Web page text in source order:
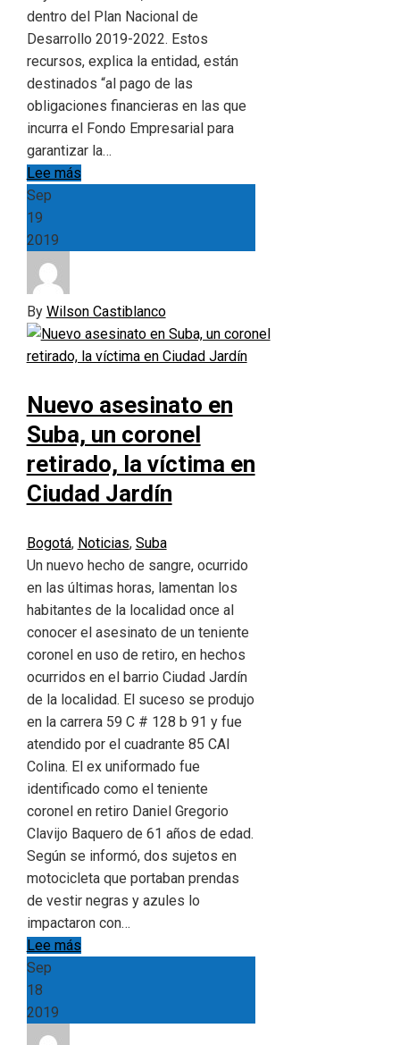
dentro del Plan Nacional de
Desarrollo 2019-2022. Estos
recursos, explica la entidad, están
destinados “al pago de las
obligaciones financieras en las que
incurra el Fondo Empresarial para
garantizar la…
Lee más
Sep
19
2019
By Wilson Castiblanco
Nuevo asesinato en
Suba, un coronel
retirado, la víctima en
Ciudad Jardín
Bogotá, Noticias, Suba
Un nuevo hecho de sangre, ocurrido
en las últimas horas, lamentan los
habitantes de la localidad once al
conocer el asesinato de un teniente
coronel en uso de retiro, en hechos
ocurridos en el barrio Ciudad Jardín
de la localidad. El suceso se produjo
en la carrera 59 C # 128 b 91 y fue
atendido por el cuadrante 85 CAI
Colina. El ex uniformado fue
identificado como el teniente
coronel en retiro Daniel Gregorio
Clavijo Baquero de 61 años de edad.
Según se informó, dos sujetos en
motocicleta que portaban prendas
de vestir negras y azules lo
impactaron con…
Lee más
Sep
18
2019